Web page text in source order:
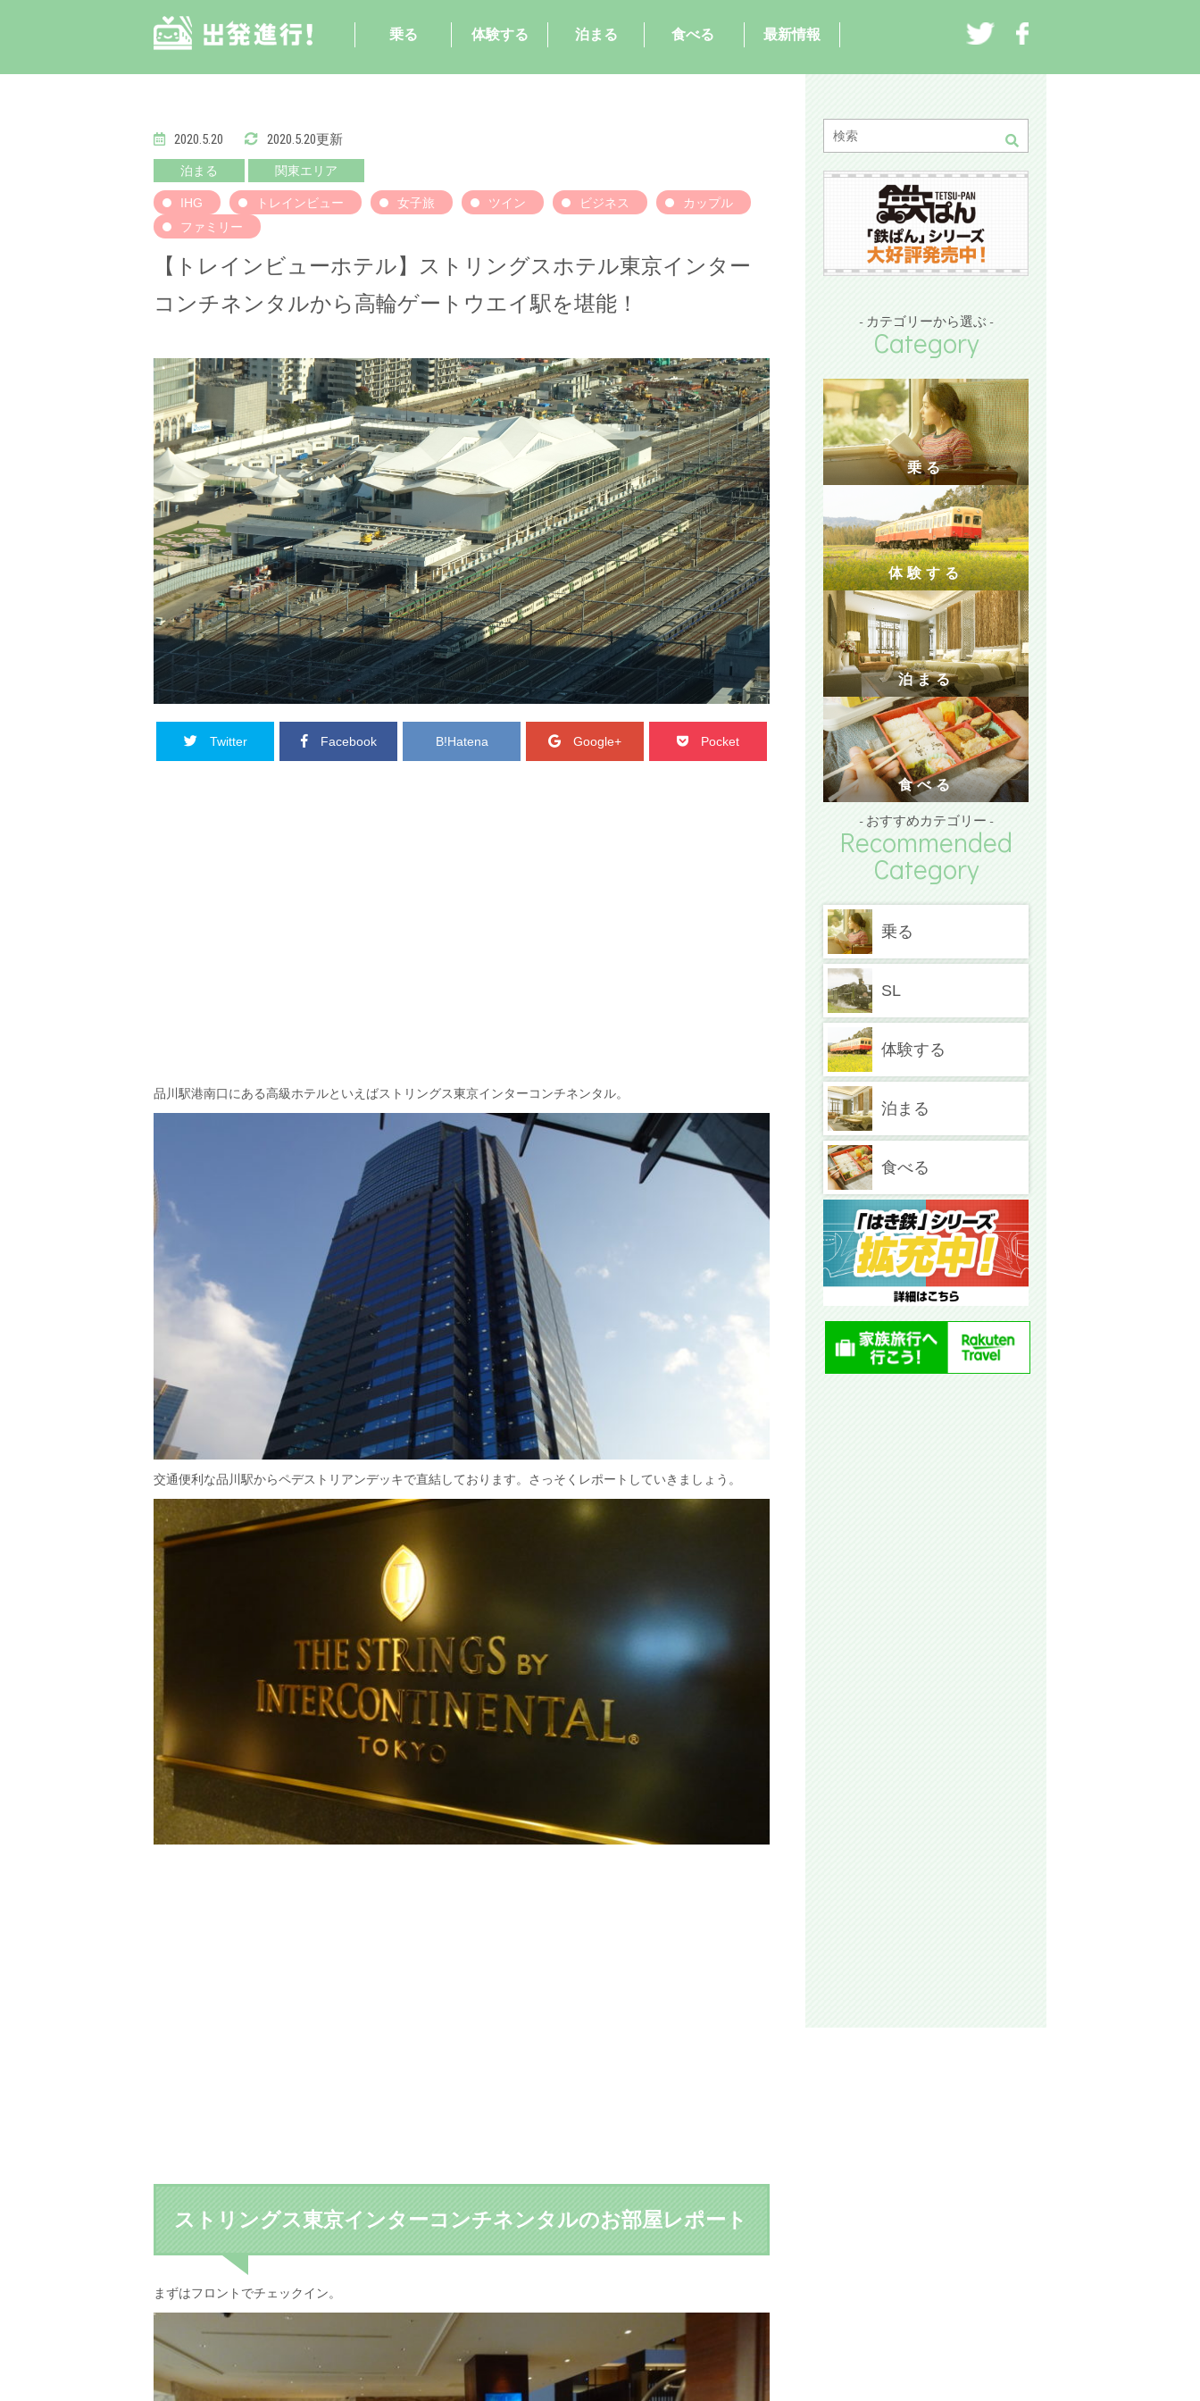
乗る 体験する 泊まる 食べる 最新情報
2020.5.20 2020.5.20更新
泊まる 関東エリア
IHG トレインビュー 女子旅 ツイン ビジネス
カップル
ファミリー
【トレインビューホテル】ストリングスホテル東京インター
コンチネンタルから高輪ゲートウエイ駅を堪能！
Twitter Facebook B!Hatena Google+ Pocket
品川駅港南口にある高級ホテルといえばストリングス東京インターコンチネンタル。
交通便利な品川駅からペデストリアンデッキで直結しております。さっそくレポートしていきましょう。
ストリングス東京インターコンチネンタルのお部屋レポート
まずはフロントでチェックイン。
- カテゴリーから選ぶ -
Category
乗る
体験する
泊まる
食べる
- おすすめカテゴリー -
Recommended
Category
乗る
SL
体験する
泊まる
食べる